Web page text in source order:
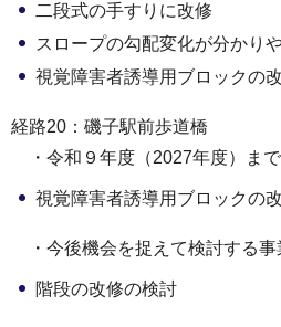
二段式の手すりに改修
スロープの勾配変化が分かり
視覚障害者誘導用ブロックの
経路20：磯子駅前歩道橋
・令和９年度（2027年度）ま
視覚障害者誘導用ブロックの
・今後機会を捉えて検討する事
階段の改修の検討